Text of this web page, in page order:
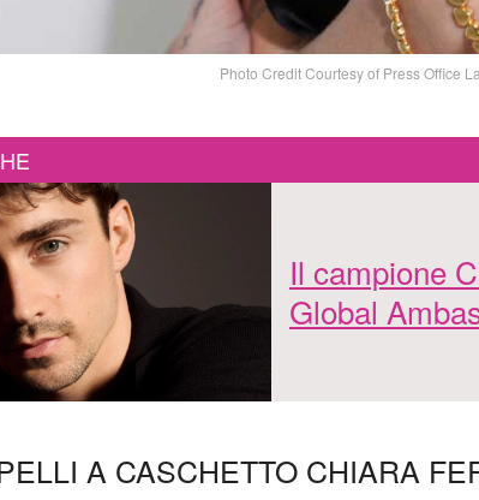
Photo Credit Courtesy of Press Office
Il campione
Global
A CASCHETTO CHIARA